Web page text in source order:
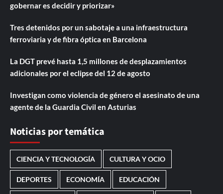
gobernar es decidir y priorizar»
Tres detenidos por un sabotaje a una infraestructura
ferroviaria y de fibra óptica en Barcelona
La DGT prevé hasta 1,5 millones de desplazamientos
adicionales por el eclipse del 12 de agosto
Investigan como violencia de género el asesinato de una
agente de la Guardia Civil en Asturias
Noticias por temática
CIENCIA Y TECNOLOGÍA CULTURA Y OCIO
DEPORTES ECONOMÍA EDUCACIÓN